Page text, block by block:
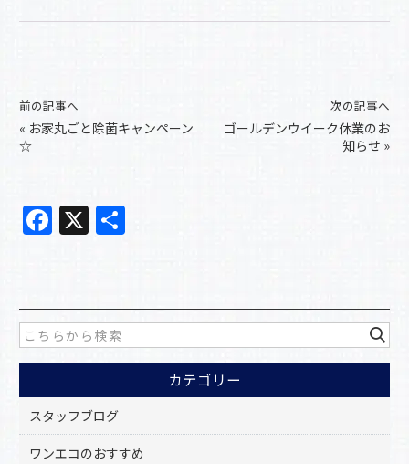
前の記事へ
« お家丸ごと除菌キャンペーン
☆
次の記事へ
ゴールデンウイーク休業のお
知らせ »
F
a
e
b
o
o
k
X
カテゴリー
スタッフブログ
ワンエコのおすすめ